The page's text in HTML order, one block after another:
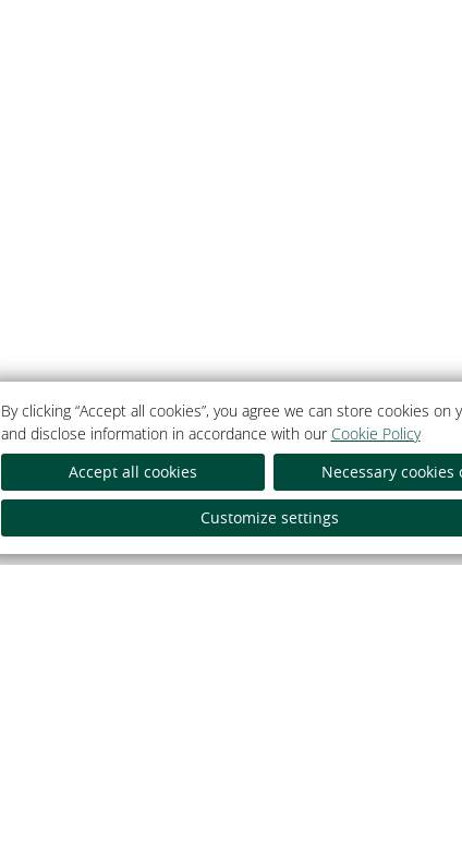
By clicking “Accept all cookies”, you agree we can store cookies on
and disclose information in accordance with our Cookie Policy
Accept all cookies
Necessary cookies
Customize settings
Як аплаціць